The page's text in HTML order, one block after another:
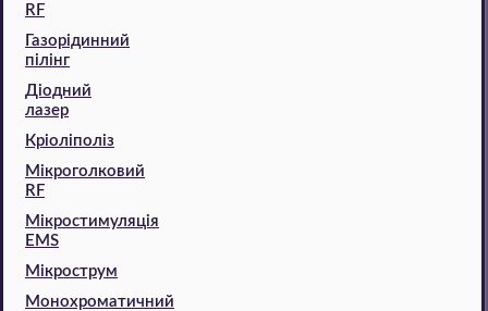
RF
Газорідинний
пілінг
Діодний
лазер
Кріоліполіз
Мікроголковий
RF
Мікростимуляція
EMS
Мікрострум
Монохроматичний